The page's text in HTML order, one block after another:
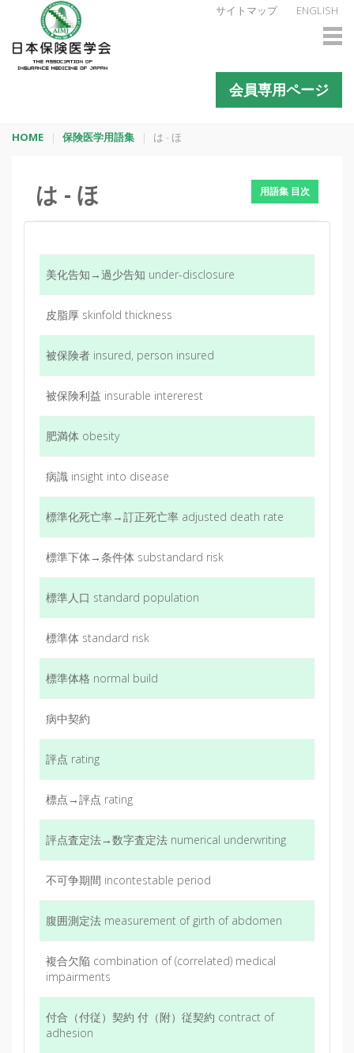
サイトマップ ENGLISH
会員専用ページ
HOME 保険医学用語集 は - ほ
は - ほ 用語集 目次
美化告知→過少告知 under-disclosure
皮脂厚 skinfold thickness
被保険者 insured, person insured
被保険利益 insurable intererest
肥満体 obesity
病識 insight into disease
標準化死亡率→訂正死亡率 adjusted death rate
標準下体→条件体 substandard risk
標準人口 standard population
標準体 standard risk
標準体格 normal build
病中契約
評点 rating
標点→評点 rating
評点査定法→数字査定法 numerical underwriting
不可争期間 incontestable period
腹囲測定法 measurement of girth of abdomen
複合欠陥 combination of (correlated) medical
impairments
付合（付従）契約 付（附）従契約 contract of
adhesion